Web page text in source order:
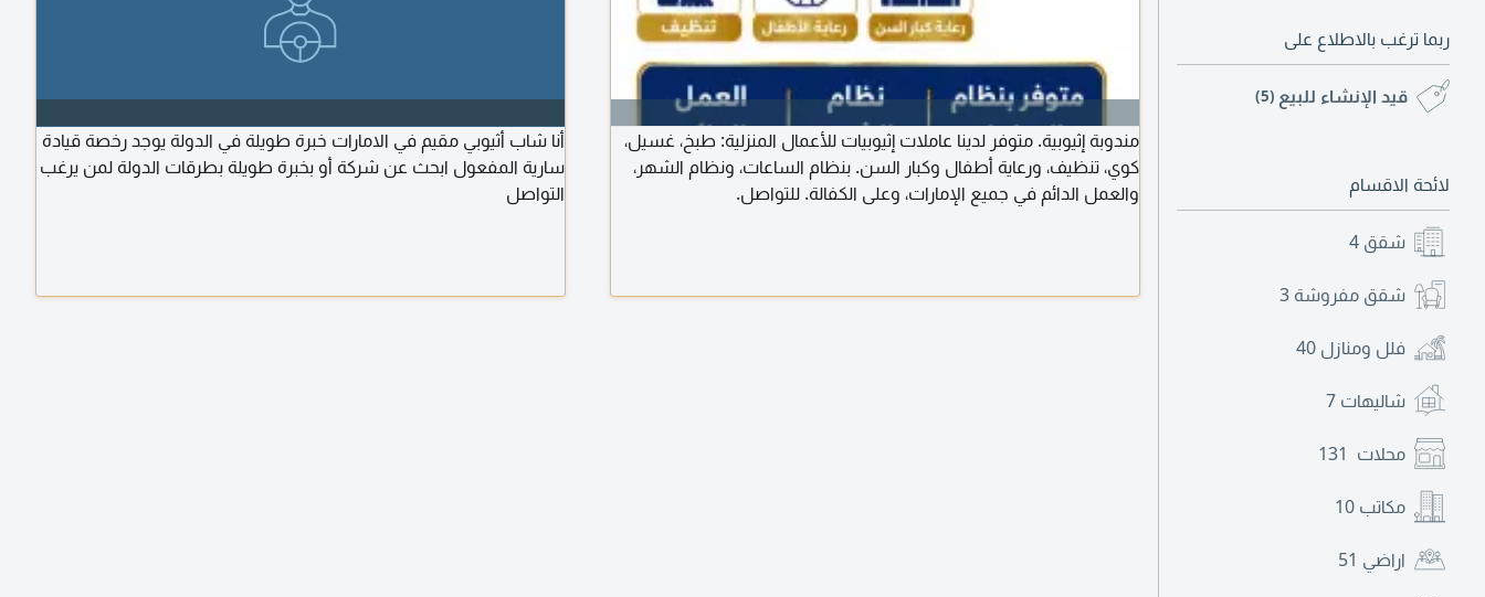
ربما ترغب بالاطلاع على
قيد الإنشاء للبيع (5)
لائحة الاقسام
شقق 4
شقق مفروشة 3
فلل ومنازل 40
شاليهات 7
محلات 131
مكاتب 10
اراضي 51
مندوبة إثيوبية. متوفر لدينا عاملات إثيوبيات للأعمال المنزلية: طبخ، غسيل،
كوي، تنظيف، ورعاية أطفال وكبار السن. بنظام الساعات، ونظام الشهر،
والعمل الدائم في جميع الإمارات، وعلى الكفالة. للتواصل.
أنا شاب أثيوبي مقيم في الامارات خبرة طويلة في الدولة يوجد رخصة قيادة
سارية المفعول ابحث عن شركة أو بخبرة طويلة بطرقات الدولة لمن يرغب
التواصل